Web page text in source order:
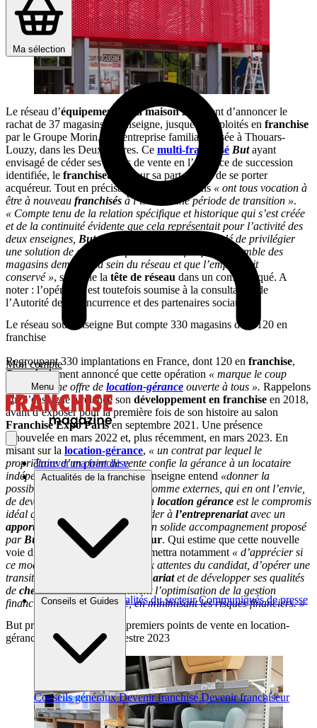
Ma sélection
Mon compte
Menu
Trouver ma franchise
Actualités de la franchise
Brèves et actus Actualités du secteur Communiqués de presse
Conseils et Guides
Conseils généraux Devenir franchisé Devenir franchiseur
Le réseau d’équipement de la maisonBut
vient d’annoncer le
rachat de 37 magasins à l’enseigne, jusque-là exploités en franchise
par le Groupe Morin, une entreprise familiale basée à Thouars-
Louzy, dans les Deux-Sèvres. Ce multi­-franchisé Butayant
envisagé de céder ses points de vente en l’absence de succession
identifiée, le franchiseur
a pour sa part décidé de se porter
acquéreur. Tout en précisant que ces magasins « ont tous vocation à
être à nouveau franchisés à l’issue d’une période de transition ».
« Compte tenu de la relation spécifique et historique qui s’est créée
et de la continuité évidente que cela représentait pour l’activité des
deux enseignes, Butet le Groupe Morin ont décidé de privilégier
une solution de cession en partenariat afin que l’ensemble des
magasins demeure au sein du réseau et que l’emploi soit
conservé », souligne la tête de réseau dans un communiqué. A
noter : l’opération est toutefois soumise à la consultation de
l’Autorité de la concurrence et des partenaires sociaux.
Le réseau sous enseigne But compte 330 magasins dont 120 en
franchise
Regroupant 330 implantations en France, dont 120 en franchise,
Buta également annoncé que cette opération « marque le coup
d’envoi d’une offre de location-gérance ouverte à tous ». Rappelons
que l’enseigne a relancé son développement en franchise en 2018,
avant d’exposer pour la première fois de son histoire au salon
Franchise Expo Parisen septembre 2021. Une présence
renouvelée en mars 2022 et, plus récemment, en mars 2023. En
misant sur la location-gérance, « un contrat par lequel le
propriétaire d’un point de vente confie la gérance à un locataire
indépendant juridiquement », l’enseigne entend «donner la
possibilité à tous ceux, internes comme externes, qui en ont l’envie,
de devenir
« La location gérance est le compromis
idéal qui permet à la fois d’accéder à l’entreprenariatavec un
apport
limité et de bénéficier d’un solide accompagnement proposé
par But explique le franchiseur. Qui estime que cette nouvelle
voie d’accès à son réseau lui permettra notamment « d’apprécier si
ce modèle répond totalement aux attentes du candidat, d’opérer une
transition douce vers
l’entreprenariatet de développer ses qualités
de chef d’entreprise, notamment l’optimisation de la gestion
financière du point de vente, en minimisant les risques financiers. »
But prévoit d’exploiter ses premiers points de vente en location-
gérance d’ici au 2eme semestre 2023